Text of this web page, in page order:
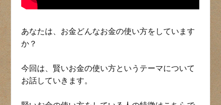
あなたは、お金どんなお金の使い方をしています
か？
今回は、賢いお金の使い方というテーマについて
お話していきます。